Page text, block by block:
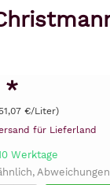
*
€/Liter)
für Lieferland
Werktage